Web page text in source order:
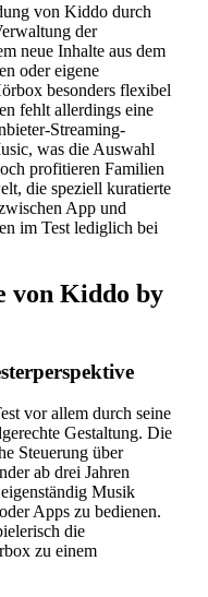
von Kiddo durch
der
neue Inhalte aus dem
oder eigene
besonders flexibel
fehlt allerdings eine
Streaming-
was die Auswahl
profitieren Familien
die speziell kuratierte
App und
im Test lediglich bei
von Kiddo by
vor allem durch seine
Gestaltung. Die
Steuerung über
ab drei Jahren
Musik
Apps zu bedienen.
die
zu einem